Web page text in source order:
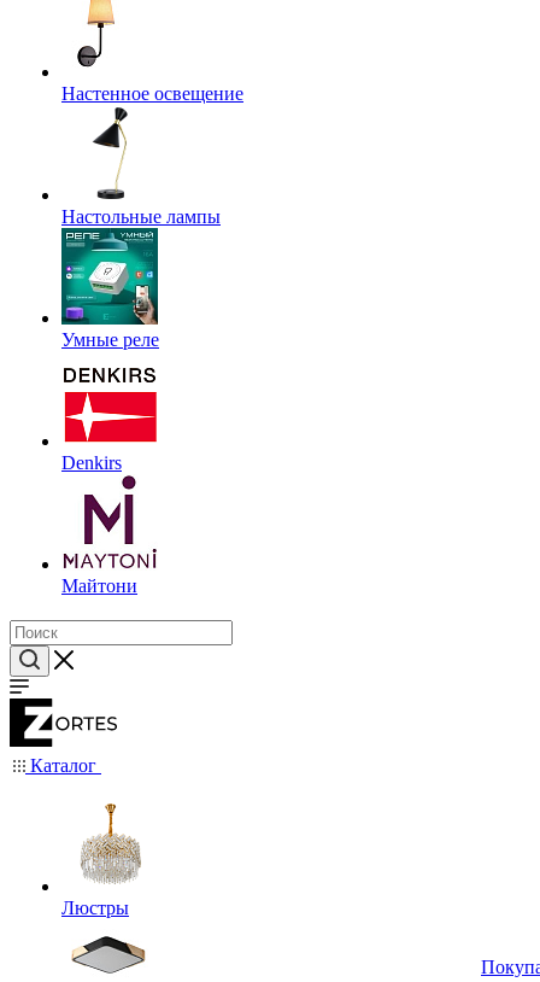
Настенное освещение
Настольные лампы
Умные реле
Denkirs
Майтони
Каталог
Люстры